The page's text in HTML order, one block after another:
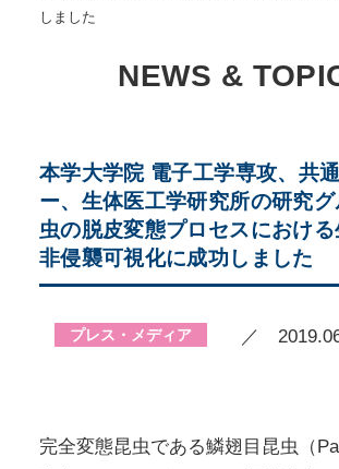
しました
NEWS &
本学大学院 電子工学専攻、共
ー、生体医工学研究所の研究
虫の脱皮変態プロセスにおけ
非侵襲可視化に成功しました
プレス・メディア ／
完全変態昆虫である鱗翅目昆虫（